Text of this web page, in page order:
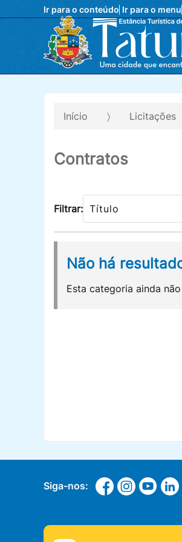
Ir para o conteúdo Ir para o menu
Início Licitações
Contratos
Filtrar:
Não há
Esta categoria ainda
Siga-nos: